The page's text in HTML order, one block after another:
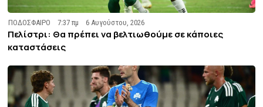
ΠΟΔΟΣΦΑΙΡΟ 7:37 πμ 6 Αυγούστου, 2026
Πελίστρι: Θα πρέπει να βελτιωθούμε σε κάποιες
καταστάσεις